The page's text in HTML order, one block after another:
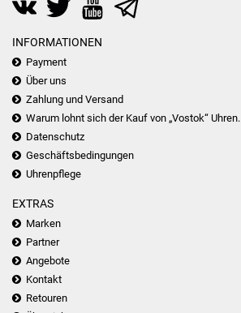
INFORMATIONEN
Payment
Über uns
Zahlung und Versand
Warum lohnt sich der Kauf von „Vostok“ Uhren.
Datenschutz
Geschäftsbedingungen
Uhrenpflege
EXTRAS
Marken
Partner
Angebote
Kontakt
Retouren